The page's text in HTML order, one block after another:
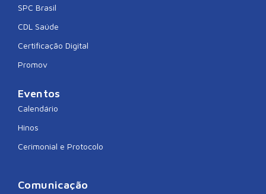
SPC Brasil
CDL Saúde
Certificação Digital
Promov
Eventos
Calendário
Hinos
Cerimonial e Protocolo
Comunicação